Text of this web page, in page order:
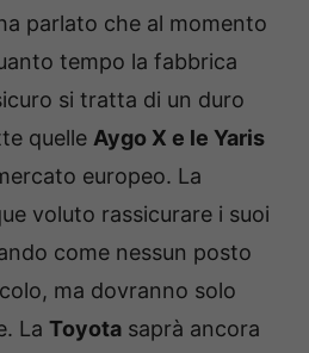
parlato che al momento
tempo la fabbrica
si tratta di un duro
quelle Aygo X e le Yaris
europeo. La
voluto rassicurare i suoi
come nessun posto
ma dovranno solo
La Toyota saprà ancora